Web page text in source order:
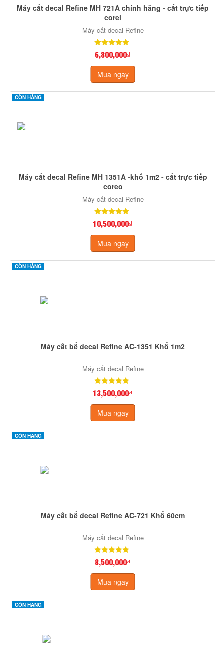
Máy cắt decal Refine MH 721A chính hãng - cắt trực tiếp
corel
Máy cắt decal Refine
6,800,000₫
Mua ngay
CÒN HÀNG
Máy cắt decal Refine MH 1351A -khổ 1m2 - cắt trực tiếp
coreo
Máy cắt decal Refine
10,500,000₫
Mua ngay
CÒN HÀNG
Máy cắt bế decal Refine AC-1351 Khổ 1m2
Máy cắt decal Refine
13,500,000₫
Mua ngay
CÒN HÀNG
Máy cắt bế decal Refine AC-721 Khổ 60cm
Máy cắt decal Refine
8,500,000₫
Mua ngay
CÒN HÀNG